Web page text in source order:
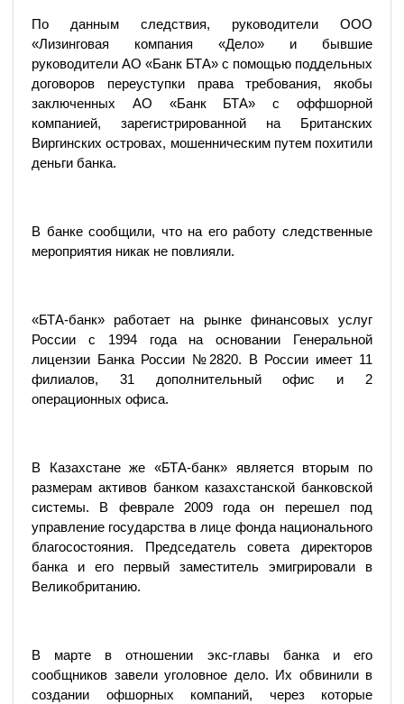
По данным следствия, руководители ООО
«Лизинговая компания «Дело» и бывшие
руководители АО «Банк БТА» с помощью поддельных
договоров переуступки права требования, якобы
заключенных АО «Банк БТА» с оффшорной
компанией, зарегистрированной на Британских
Виргинских островах, мошенническим путем похитили
деньги банка.
В банке сообщили, что на его работу следственные
мероприятия никак не повлияли.
«БТА-банк» работает на рынке финансовых услуг
России с 1994 года на основании Генеральной
лицензии Банка России №2820. В России имеет 11
филиалов, 31 дополнительный офис и 2
операционных офиса.
В Казахстане же «БТА-банк» является вторым по
размерам активов банком казахстанской банковской
системы. В феврале 2009 года он перешел под
управление государства в лице фонда национального
благосостояния. Председатель совета директоров
банка и его первый заместитель эмигрировали в
Великобританию.
В марте в отношении экс-главы банка и его
сообщников завели уголовное дело. Их обвинили в
создании офшорных компаний, через которые